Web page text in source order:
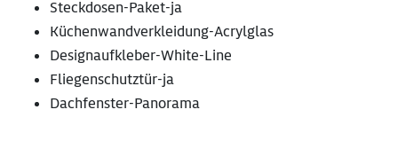
Steckdosen-Paket-ja
Küchenwandverkleidung-Acrylglas
Designaufkleber-White-Line
Fliegenschutztür-ja
Dachfenster-Panorama